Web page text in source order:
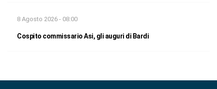
8 Agosto 2026 - 08:00
Cospito commissario Asi, gli auguri di Bardi